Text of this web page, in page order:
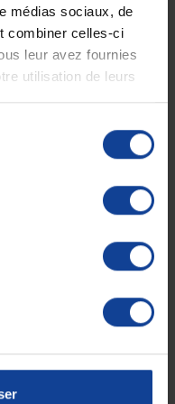
médias sociaux, de
combiner celles-ci
leur avez fournies
utilisation de leurs
Le vendredi jusqu'à 17h
, avec en plus,
des
à 45 ou 50